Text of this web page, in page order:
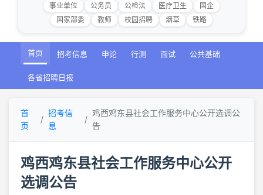
事业单位 公务员 公检法 医疗卫生
国企
国家部委
教师 校园招聘 烟草 铁路
首页 招考信息 申论 行测 面试 公共基础
各省招聘日报
首
页
招考信
息
鸡西鸡东县社会工作服务中心公开选调公
告
鸡西鸡东县社会工作服务中心公开
选调公告